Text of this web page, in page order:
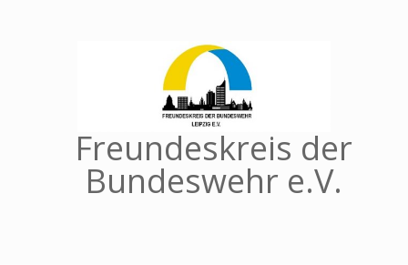
Freundeskreis der
Bundeswehr e.V.